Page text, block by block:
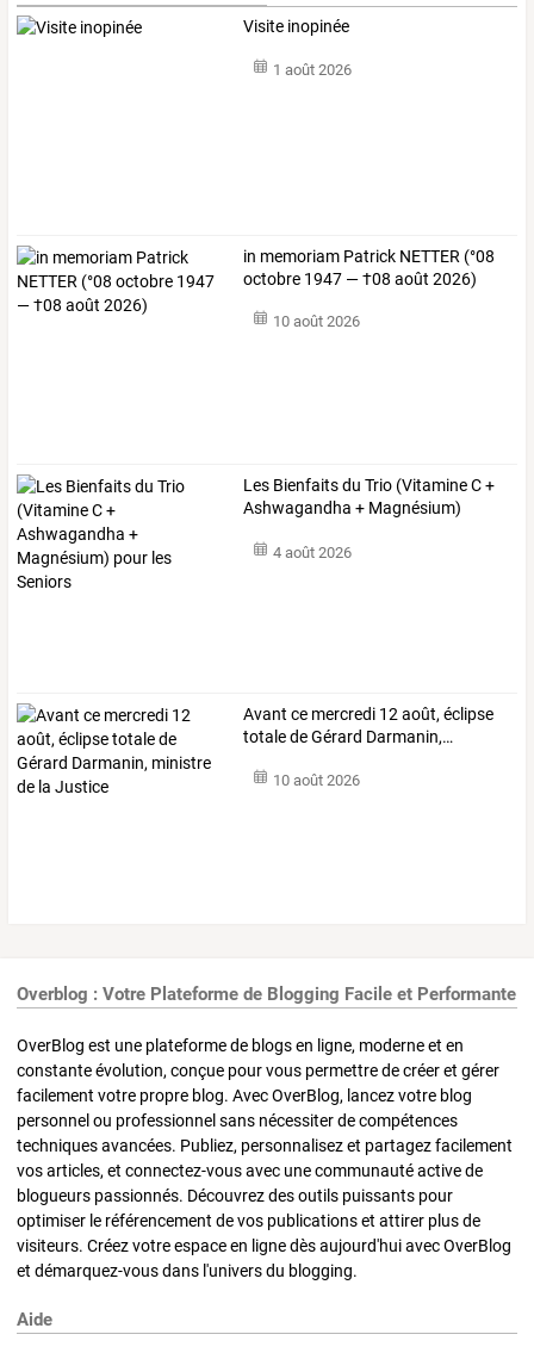
Visite inopinée
1 août 2026
in memoriam Patrick NETTER (°08
octobre 1947 — †08 août 2026)
10 août 2026
Les Bienfaitsdu Trio (VitamineC+
Ashwagandha + Magnésium)
4 août 2026
Avant ce mercredi 12août,éclipse
totaledeGérard Darmanin,…
10 août 2026
Overblog : Votre Plateforme de Blogging Facile et Performante
OverBlog est une plateforme de blogs en ligne, moderne et en
constante évolution, conçue pour vous permettre de créer et gérer
facilement votre propre blog. Avec OverBlog, lancez votre blog
personnel ou professionnel sans nécessiter de compétences
techniques avancées. Publiez, personnalisez et partagez facilement
vos articles, et connectez-vous avec une communauté active de
blogueurs passionnés. Découvrez des outils puissants pour
optimiser le référencement de vos publications et attirer plus de
visiteurs. Créez votre espace en ligne dès aujourd'hui avec OverBlog
et démarquez-vous dans l'univers du blogging.
Aide